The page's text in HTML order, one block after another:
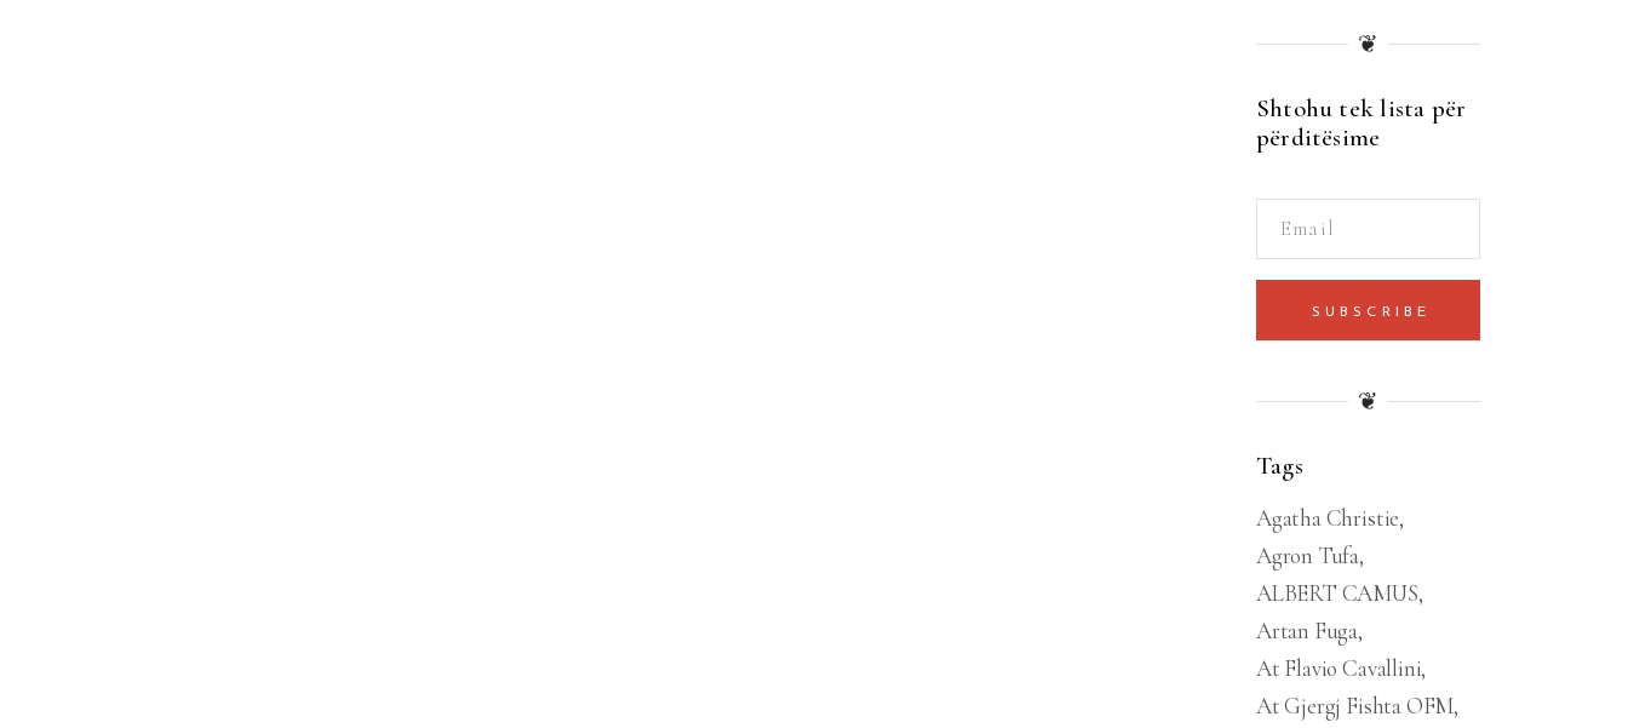
❦
Shtohu tek lista për
përditësime
SUBSCRIBE
❦
Tags
Agatha Christie
Agron Tufa
ALBERT CAMUS
Artan Fuga
At Flavio Cavallini
At Gjergj Fishta OFM